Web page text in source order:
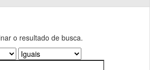
o resultado de busca.